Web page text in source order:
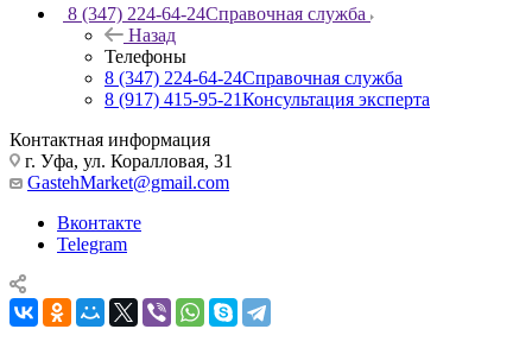
8 (347) 224-64-24Справочная служба
Назад
Телефоны
8 (347) 224-64-24Справочная служба
8 (917) 415-95-21Консультация эксперта
Контактная информация
г. Уфа, ул. Коралловая, 31
GastehMarket@gmail.com
Вконтакте
Telegram